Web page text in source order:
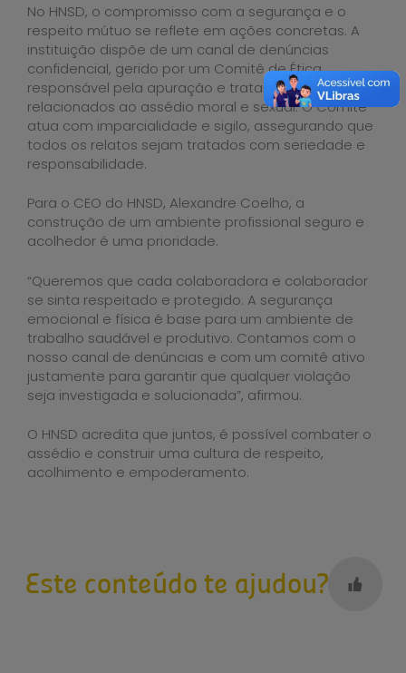
No HNSD, o compromisso com a segurança e o
respeito mútuo se reflete em ações concretas. A
instituição dispõe de um canal de denúncias
confidencial, gerido por um Comitê de Ética
responsável pela apuração e tratamento de casos
relacionados ao assédio moral e sexual. O Comitê
atua com imparcialidade e sigilo, assegurando que
todos os relatos sejam tratados com seriedade e
responsabilidade.
Para o CEO do HNSD, Alexandre Coelho, a
construção de um ambiente profissional seguro e
acolhedor é uma prioridade.
“Queremos que cada colaboradora e colaborador
se sinta respeitado e protegido. A segurança
emocional e física é base para um ambiente de
trabalho saudável e produtivo. Contamos com o
nosso canal de denúncias e com um comitê ativo
justamente para garantir que qualquer violação
seja investigada e solucionada”, afirmou.
O HNSD acredita que juntos, é possível combater o
assédio e construir uma cultura de respeito,
acolhimento e empoderamento.
Este conteúdo te ajudou?